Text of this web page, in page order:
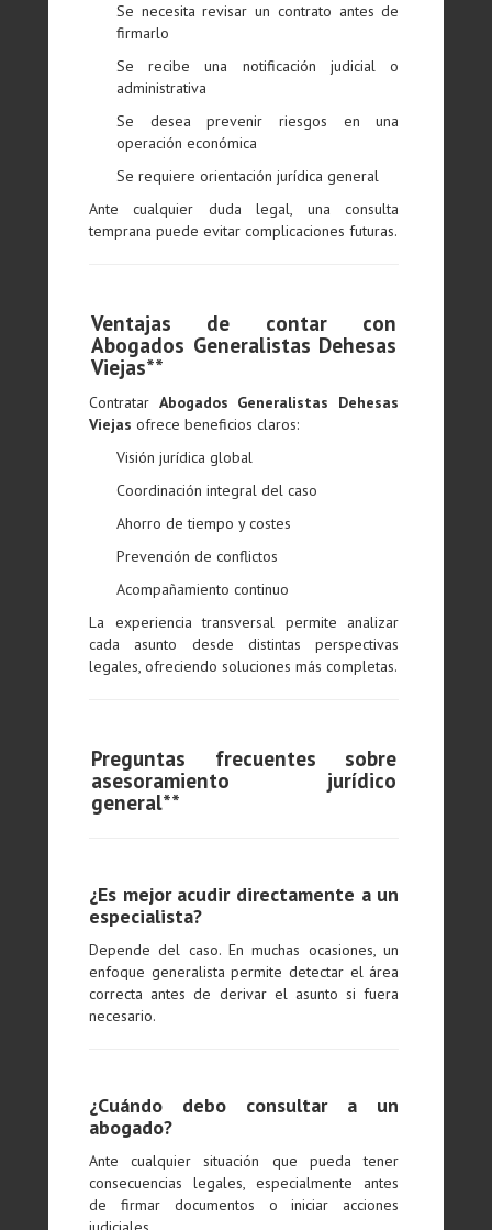
Se necesita revisar un contrato antes de
firmarlo
Se recibe una notificación judicial o
administrativa
Se desea prevenir riesgos en una
operación económica
Se requiere orientación jurídica general
Ante cualquier duda legal, una consulta
temprana puede evitar complicaciones futuras.
Ventajas de contar con
Abogados Generalistas Dehesas
Viejas**
Contratar Abogados Generalistas Dehesas
Viejas ofrece beneficios claros:
Visión jurídica global
Coordinación integral del caso
Ahorro de tiempo y costes
Prevención de conflictos
Acompañamiento continuo
La experiencia transversal permite analizar
cada asunto desde distintas perspectivas
legales, ofreciendo soluciones más completas.
Preguntas frecuentes sobre
asesoramiento jurídico
general**
¿Es mejor acudir directamente a un
especialista?
Depende del caso. En muchas ocasiones, un
enfoque generalista permite detectar el área
correcta antes de derivar el asunto si fuera
necesario.
¿Cuándo debo consultar a un
abogado?
Ante cualquier situación que pueda tener
consecuencias legales, especialmente antes
de firmar documentos o iniciar acciones